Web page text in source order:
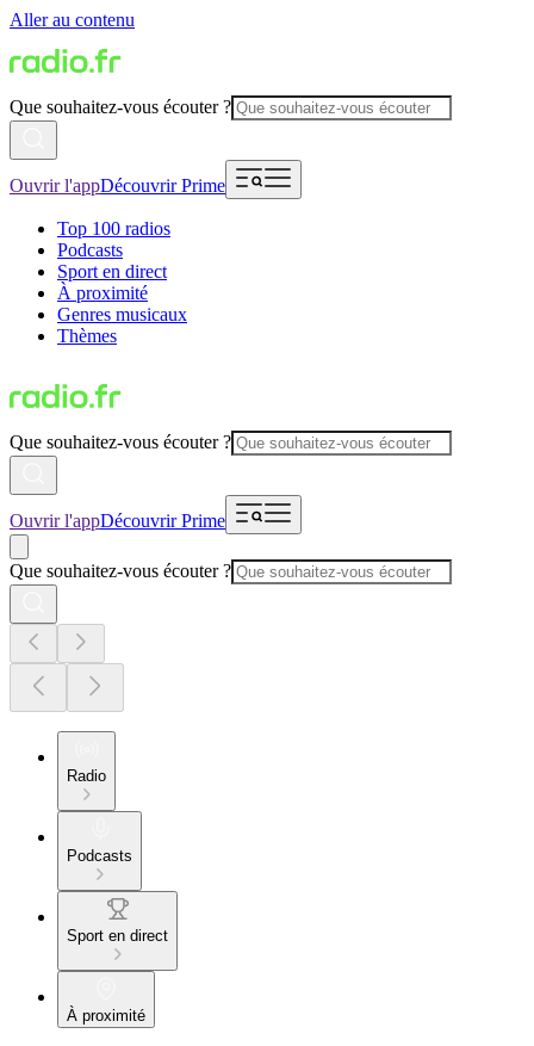
Aller au contenu
Que souhaitez-vous écouter ?
Ouvrir l'appDécouvrir Prime
Top 100 radios
Podcasts
Sport en direct
À proximité
Genres musicaux
Thèmes
Que souhaitez-vous écouter ?
Ouvrir l'appDécouvrir Prime
Que souhaitez-vous écouter ?
Radio
Podcasts
Sport en direct
À proximité